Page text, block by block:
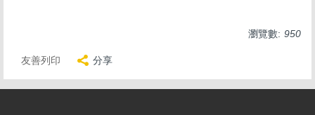
瀏覽數: 950
友善列印 分享